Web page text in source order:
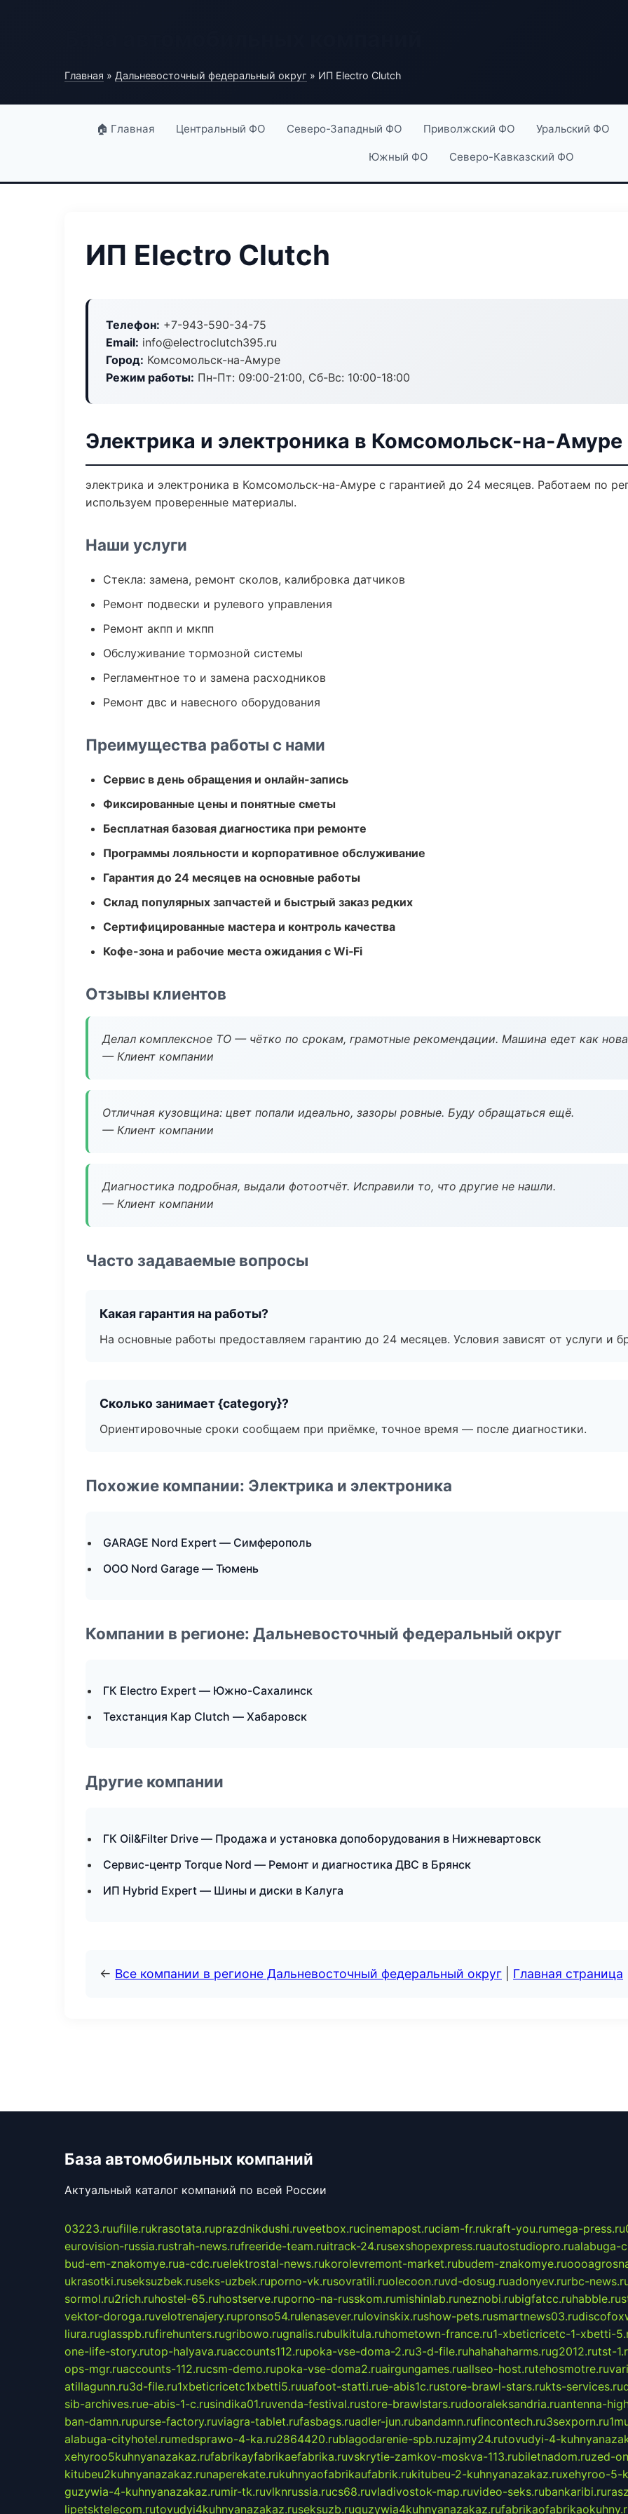
Главная » Дальневосточный федеральный округ » ИП Electro Clutch
🏠 Главная Центральный ФО Северо-Западный ФО Приволжский ФО Уральский ФО
Южный ФО Северо-Кавказский ФО
ИП Electro Clutch
Телефон: +7-943-590-34-75
Email: info@electroclutch395.ru
Город: Комсомольск-на-Амуре
Режим работы: Пн-Пт: 09:00-21:00, Сб-Вс: 10:00-18:00
Электрика и электроника в Комсомольск-на-Амуре
электрика и электроника в Комсомольск-на-Амуре с гарантией до 24 месяцев. Работаем по
используем проверенные материалы.
Наши услуги
Стекла: замена, ремонт сколов, калибровка датчиков
Ремонт подвески и рулевого управления
Ремонт акпп и мкпп
Обслуживание тормозной системы
Регламентное то и замена расходников
Ремонт двс и навесного оборудования
Преимущества работы с нами
Сервис в день обращения и онлайн-запись
Фиксированные цены и понятные сметы
Бесплатная базовая диагностика при ремонте
Программы лояльности и корпоративное обслуживание
Гарантия до 24 месяцев на основные работы
Склад популярных запчастей и быстрый заказ редких
Сертифицированные мастера и контроль качества
Кофе-зона и рабочие места ожидания с Wi‑Fi
Отзывы клиентов
Делал комплексное ТО — чётко по срокам, грамотные рекомендации. Машина едет как
— Клиент компании
Отличная кузовщина: цвет попали идеально, зазоры ровные. Буду обращаться ещё.
— Клиент компании
Диагностика подробная, выдали фотоотчёт. Исправили то, что другие не нашли.
— Клиент компании
Часто задаваемые вопросы
Какая гарантия на работы?
На основные работы предоставляем гарантию до 24 месяцев. Условия зависят от услуги и
Сколько занимает {category}?
Ориентировочные сроки сообщаем при приёмке, точное время — после диагностики.
Похожие компании: Электрика и электроника
GARAGE Nord Expert — Симферополь
ООО Nord Garage — Тюмень
Компании в регионе: Дальневосточный федеральный округ
ГК Electro Expert — Южно-Сахалинск
Техстанция Кар Clutch — Хабаровск
Другие компании
ГК Oil&Filter Drive — Продажа и установка допоборудования в Нижневартовск
Сервис-центр Torque Nord — Ремонт и диагностика ДВС в Брянск
ИП Hybrid Expert — Шины и диски в Калуга
← Все компании в регионе Дальневосточный федеральный округ Главная страница
База автомобильных компаний
Актуальный каталог компаний по всей России
03223.ruufille.rukrasotata.ruprazdnikdushi.ruveetbox.rucinemapost.ruciam-fr.rukraft-you.rumega-press.ru
eurovision-russia.rustrah-news.rufreeride-team.ruitrack-24.rusexshopexpress.ruautostudiopro.rualabuga-
bud-em-znakomye.rua-cdc.ruelektrostal-news.rukorolevremont-market.rubudem-znakomye.ru
ukrasotki.ruseksuzbek.ruseks-uzbek.ruporno-vk.rusovratili.ruolecoon.ruvd-dosug.ruadonyev.rurbc-
sormol.ru2rich.ruhostel-65.ruhostserve.ruporno-na-russkom.rumishinlab.runeznobi.rubigfatcc.ruhabble.ru
vektor-doroga.ruvelotrenajery.rupronso54.rulenasever.rulovinskix.rushow-pets.rusmartnews03.ru
liura.ruglasspb.rufirehunters.rugribowo.rugnalis.rubulkitula.ruhometown-france.ru1-xbeticricetc-1-xbetti-
one-life-story.rutop-halyava.ruaccounts112.rupoka-vse-doma-2.ru3-d-file.ruhahahaharms.rug2012.rutst-
ops-mgr.ruaccounts-112.rucsm-demo.rupoka-vse-doma2.ruairgungames.ruallseo-host.rutehosmotre.ru
atillagunn.ru3d-file.ru1xbeticricetc1xbetti5.ruuafoot-statti.rue-abis1c.rustore-brawl-stars.rukts-services.ru
sib-archives.rue-abis-1-c.rusindika01.ruvenda-festival.rustore-brawlstars.rudooraleksandria.ruantenna-
ban-damn.rupurse-factory.ruviagra-tablet.rufasbags.ruadler-jun.rubandamn.rufincontech.ru3sexporn.ru
alabuga-cityhotel.rumedsprawo-4-ka.ru2864420.rublagodarenie-spb.ruzajmy24.rutovudyi-4-
xehyroo5kuhnyanazakaz.rufabrikayfabrikaefabrika.ruvskrytie-zamkov-moskva-113.rubiletnadom.ruzed-
kitubeu2kuhnyanazakaz.runaperekate.rukuhnyaofabrikaufabrik.rukitubeu-2-kuhnyanazakaz.ruxehyroo-5-
guzywia-4-kuhnyanazakaz.rumir-tk.ruvlknrussia.rucs68.ruvladivostok-map.ruvideo-seks.rubankaribi.ru
lipetsktelecom.rutovudyi4kuhnyanazakaz.ruseksuzb.ruguzywia4kuhnyanazakaz.ru